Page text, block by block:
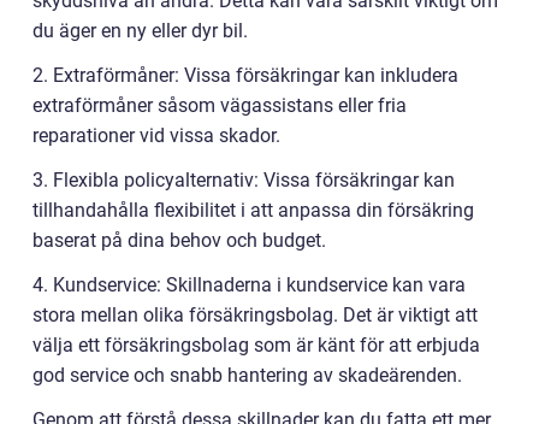
du äger en ny eller dyr bil.
2. Extraförmåner: Vissa försäkringar kan inkludera
extraförmåner såsom vägassistans eller fria
reparationer vid vissa skador.
3. Flexibla policyalternativ: Vissa försäkringar kan
tillhandahålla flexibilitet i att anpassa din försäkring
baserat på dina behov och budget.
4. Kundservice: Skillnaderna i kundservice kan vara
stora mellan olika försäkringsbolag. Det är viktigt att
välja ett försäkringsbolag som är känt för att erbjuda
god service och snabb hantering av skadeärenden.